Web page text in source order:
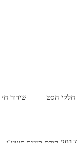
חלקי הסט שידור חי